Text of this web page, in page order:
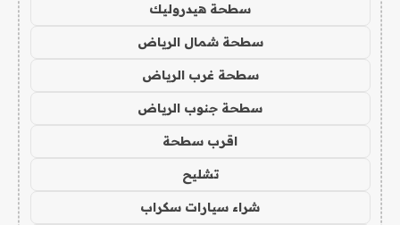
سطحة هيدروليك
سطحة شمال الرياض
سطحة غرب الرياض
سطحة جنوب الرياض
اقرب سطحة
تشليح
شراء سيارات سكراب